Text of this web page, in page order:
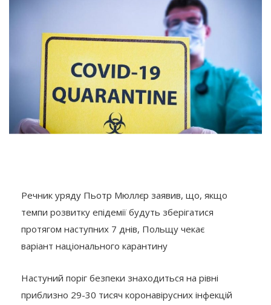
Речник уряду Пьотр Мюллєр заявив, що, якщо
темпи розвитку епідемії будуть зберігатися
протягом наступних 7 днів, Польщу чекає
варіант національного карантину
Настуний поріг безпеки знаходиться на рівні
приблизно 29-30 тисяч коронавірусних інфекцій